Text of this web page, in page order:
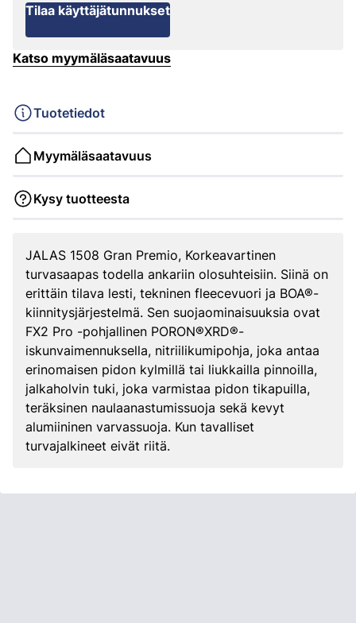
Tilaa käyttäjätunnukset
Katso myymäläsaatavuus
Tuotetiedot
Myymäläsaatavuus
Kysy tuotteesta
JALAS 1508 Gran Premio, Korkeavartinen
turvasaapas todella ankariin olosuhteisiin. Siinä on
erittäin tilava lesti, tekninen fleecevuori ja BOA®-
kiinnitysjärjestelmä. Sen suojaominaisuuksia ovat
FX2 Pro -pohjallinen PORON®XRD®-
iskunvaimennuksella, nitriilikumipohja, joka antaa
erinomaisen pidon kylmillä tai liukkailla pinnoilla,
jalkaholvin tuki, joka varmistaa pidon tikapuilla,
teräksinen naulaanastumissuoja sekä kevyt
alumiininen varvassuoja. Kun tavalliset
turvajalkineet eivät riitä.